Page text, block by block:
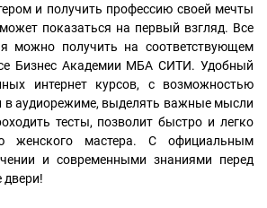
и получить профессию своей мечты
показаться на первый взгляд. Все
можно получить на соответствующем
Бизнес Академии МБА СИТИ. Удобный
интернет курсов, с возможностью
в аудиорежиме, выделять важные мысли
тесты, позволит быстро и легко
женского мастера. С официальным
и современными знаниями перед
двери!